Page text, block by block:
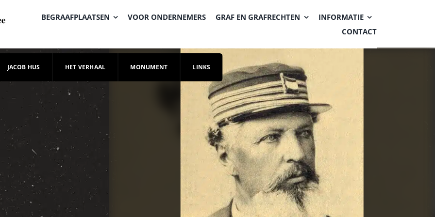
BEGRAAFPLAATSEN VOOR ONDERNEMERS GRAF EN GRAFRECHTEN
INFORMATIE
CONTACT
JACOB HUS HET VERHAAL MONUMENT LINKS